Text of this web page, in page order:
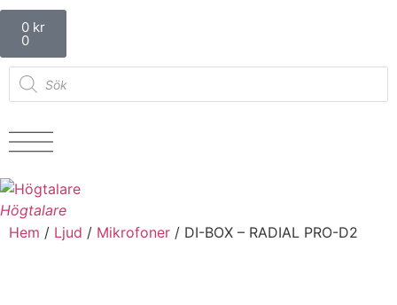
0 kr
0
Högtalare
Hem / Ljud / Mikrofoner / DI-BOX – RADIAL PRO-D2